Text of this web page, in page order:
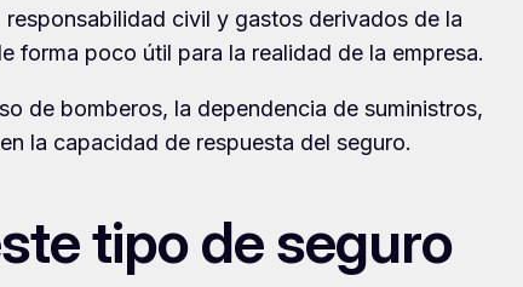
civil y gastos derivados de la
forma poco útil para la realidad de la empresa.
de bomberos, la dependencia de suministros,
la capacidad de respuesta del seguro.
tipo de seguro